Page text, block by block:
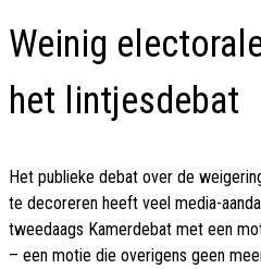
Weinig
het lintjesdebat
Het publieke debat over de
te decoreren heeft veel media-
tweedaags Kamerdebat met een
– een motie die overigens geen